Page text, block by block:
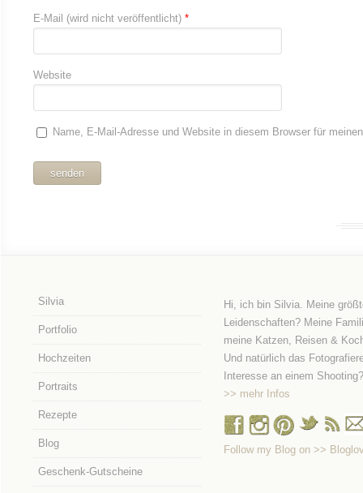
E-Mail (wird nicht veröffentlicht) *
Website
Name, E-Mail-Adresse und Website in diesem Browser für
Silvia
Portfolio
Hochzeiten
Portraits
Rezepte
Blog
Geschenk-Gutscheine
Hi, ich bin Silvia. Meine
Leidenschaften? Meine
meine Katzen, Reisen &
Und natürlich das
Interesse an einem Shooting?
>> mehr Infos
Follow my Blog on >>